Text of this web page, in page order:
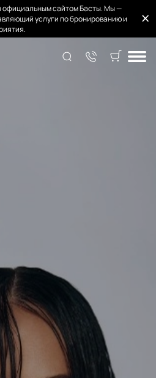
официальным сайтом Басты. Мы —
услуги по бронированию и